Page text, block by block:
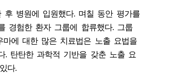
후 병원에 입원했다. 며칠 동안 평가를
경험한 환자 그룹에 합류했다. 그룹
에 대한 많은 치료법은 노출 요법을
. 탄탄한 과학적 기반을 갖춘 노출 요
다.